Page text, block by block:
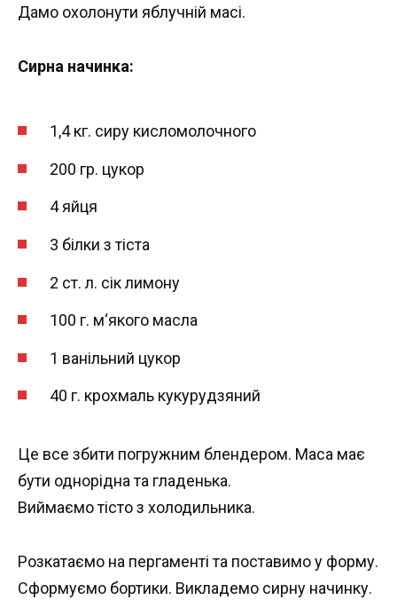
Дамо охолонути яблучній масі.
Сирна начинка:
1,4 кг. сиру кисломолочного
200 гр. цукор
4 яйця
3 білки з тіста
2 ст. л. сік лимону
100 г. м‘якого масла
1 ванільний цукор
40 г. крохмаль кукурудзяний
Це все збити погружним блендером. Маса має
бути однорідна та гладенька.
Виймаємо тісто з холодильника.
Розкатаємо на пергаменті та поставимо у форму.
Сформуємо бортики. Викладемо сирну начинку.